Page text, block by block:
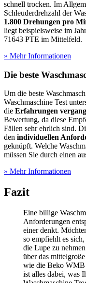
schnell trocken. Im
Schleuderdrehzahl der
1.800 Drehungen pro
liegt beispielsweise im
71643 PTE im Mittelfeld.
» Mehr Informationen
Die beste
Um die beste
Waschmaschine Test
die Erfahrungen
Bewertung, da diese
Fällen sehr ehrlich sind.
den individuellen
geknüpft. Welche
müssen Sie durch einen
» Mehr Informationen
Fazit
Eine billige
Anforderungen
einer denkt.
so empfiehlt es
die Lupe zu
über das
wie die Beko
ist alles dabei, was